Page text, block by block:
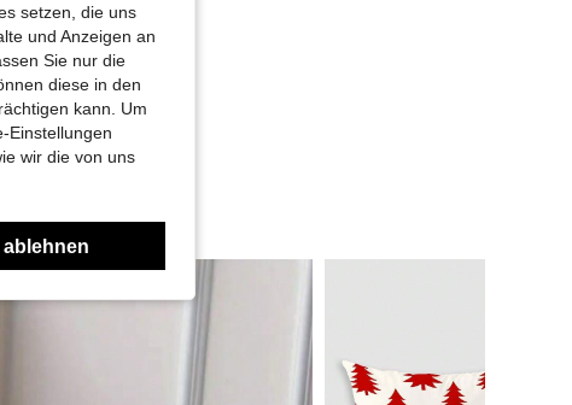
setzen, die uns
und Anzeigen an
Sie nur die
diese in den
kann. Um
Einstellungen
wir die von uns